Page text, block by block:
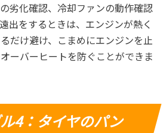
劣化確認、冷却ファンの動作確認
出をするときは、エンジンが熱く
だけ避け、こまめにエンジンを止
ーバーヒートを防ぐことができま
4：タイヤのパン